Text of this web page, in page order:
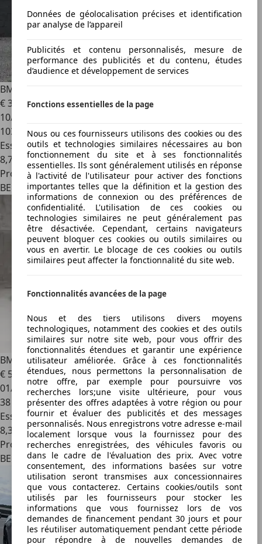
Données de géolocalisation précises et identification
par analyse de l’appareil
Publicités et contenu personnalisés, mesure de
performance des publicités et du contenu, études
d’audience et développement de services
Fonctions essentielles de la page
Nous ou ces fournisseurs utilisons des cookies ou des
outils et technologies similaires nécessaires au bon
fonctionnement du site et à ses fonctionnalités
essentielles. Ils sont généralement utilisés en réponse
à l'activité de l'utilisateur pour activer des fonctions
importantes telles que la définition et la gestion des
informations de connexion ou des préférences de
confidentialité. L'utilisation de ces cookies ou
technologies similaires ne peut généralement pas
être désactivée. Cependant, certains navigateurs
peuvent bloquer ces cookies ou outils similaires ou
vous en avertir. Le blocage de ces cookies ou outils
similaires peut affecter la fonctionnalité du site web.
Fonctionnalités avancées de la page
Nous et des tiers utilisons divers moyens
technologiques, notamment des cookies et des outils
similaires sur notre site web, pour vous offrir des
fonctionnalités étendues et garantir une expérience
utilisateur améliorée. Grâce à ces fonctionnalités
étendues, nous permettons la personnalisation de
notre offre, par exemple pour poursuivre vos
recherches lors;une visite ultérieure, pour vous
présenter des offres adaptées à votre région ou pour
fournir et évaluer des publicités et des messages
personnalisés. Nous enregistrons votre adresse e-mail
localement lorsque vous la fournissez pour des
recherches enregistrées, des véhicules favoris ou
dans le cadre de l'évaluation des prix. Avec votre
consentement, des informations basées sur votre
utilisation seront transmises aux concessionnaires
que vous contacterez. Certains cookies/outils sont
utilisés par les fournisseurs pour stocker les
informations que vous fournissez lors de vos
demandes de financement pendant 30 jours et pour
les réutiliser automatiquement pendant cette période
pour répondre à de nouvelles demandes de
BMW M4
€ 39 900
10/2015
103 169 km
Essence
8,7 l/100 km (mixte)
Professionnel
BE 3900
BMW M4Coupé DKG | M Performance / Carbon / FULL
€ 55 500
01/2016
38 442 km
Essence
8,3 l/100 km (mixte)
Professionnel
BE 2960